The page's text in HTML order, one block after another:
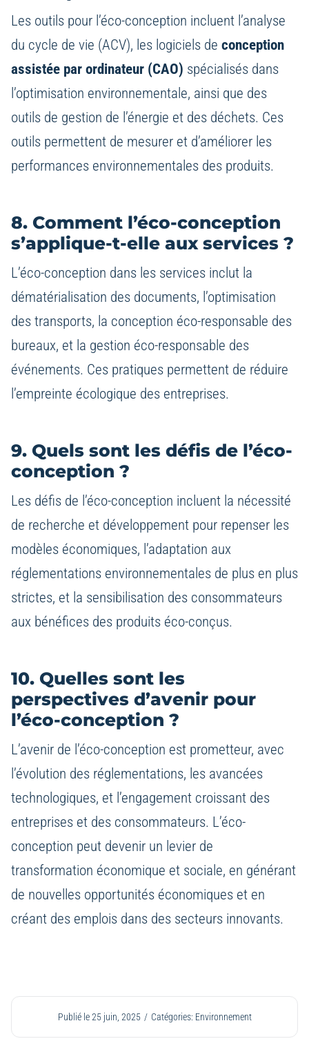
Les outils pour l’éco-conception incluent l’analyse
du cycle de vie (ACV), les logiciels de conception
assistée par ordinateur (CAO) spécialisés dans
l’optimisation environnementale, ainsi que des
outils de gestion de l’énergie et des déchets. Ces
outils permettent de mesurer et d’améliorer les
performances environnementales des produits.
8. Comment l’éco-conception
s’applique-t-elle aux services ?
L’éco-conception dans les services inclut la
dématérialisation des documents, l’optimisation
des transports, la conception éco-responsable des
bureaux, et la gestion éco-responsable des
événements. Ces pratiques permettent de réduire
l’empreinte écologique des entreprises.
9. Quels sont les défis de l’éco-
conception ?
Les défis de l’éco-conception incluent la nécessité
de recherche et développement pour repenser les
modèles économiques, l’adaptation aux
réglementations environnementales de plus en plus
strictes, et la sensibilisation des consommateurs
aux bénéfices des produits éco-conçus.
10. Quelles sont les
perspectives d’avenir pour
l’éco-conception ?
L’avenir de l’éco-conception est prometteur, avec
l’évolution des réglementations, les avancées
technologiques, et l’engagement croissant des
entreprises et des consommateurs. L’éco-
conception peut devenir un levier de
transformation économique et sociale, en générant
de nouvelles opportunités économiques et en
créant des emplois dans des secteurs innovants.
Publié le 25 juin, 2025 / Catégories: Environnement